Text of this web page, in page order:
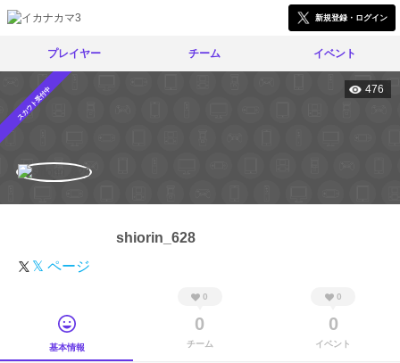
新規登録・ログイン
プレイヤー チーム イベント
スカウト受付中 476
shiorin_628
𝕏 ページ
基本情報
0
0
チーム
0
0
イベント